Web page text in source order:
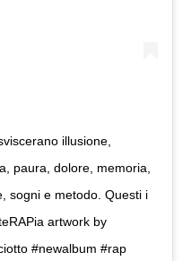
illusione,
paura, dolore, memoria,
sogni e metodo. Questi i
artwork by
#newalbum #rap